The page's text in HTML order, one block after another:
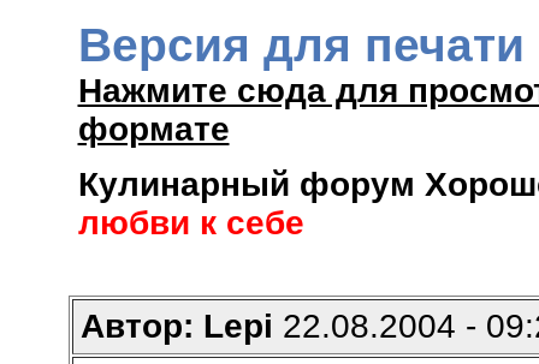
Версия для
Нажмите сюда для
формате
Кулинарный форум
любви к себе
Автор: Lepi 22.08.2004 -